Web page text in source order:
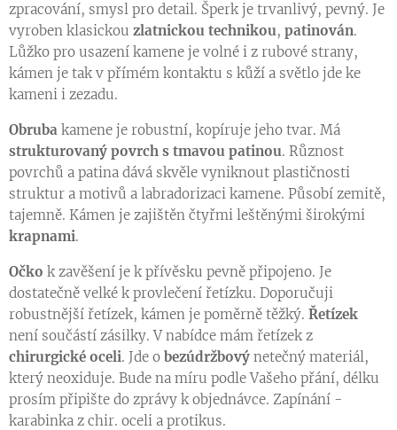
zpracování, smysl pro detail. Šperk je trvanlivý, pevný. Je
vyroben klasickou zlatnickou technikou, patinován.
Lůžko pro usazení kamene je volné i z rubové strany,
kámen je tak v přímém kontaktu s kůží a světlo jde ke
kameni i zezadu.
Obruba kamene je robustní, kopíruje jeho tvar. Má
strukturovaný povrch s tmavou patinou. Různost
povrchů a patina dává skvěle vyniknout plastičnosti
struktur a motivů a labradorizaci kamene. Působí zemitě,
tajemně. Kámen je zajištěn čtyřmi leštěnými širokými
krapnami.
Očko k zavěšení je k přívěsku pevně připojeno. Je
dostatečně velké k provlečení řetízku. Doporučuji
robustnější řetízek, kámen je poměrně těžký. Řetízek
není součástí zásilky. V nabídce mám řetízek z
chirurgické oceli. Jde o bezúdržbový netečný materiál,
který neoxiduje. Bude na míru podle Vašeho přání, délku
prosím připište do zprávy k objednávce. Zapínání -
karabinka z chir. oceli a protikus.